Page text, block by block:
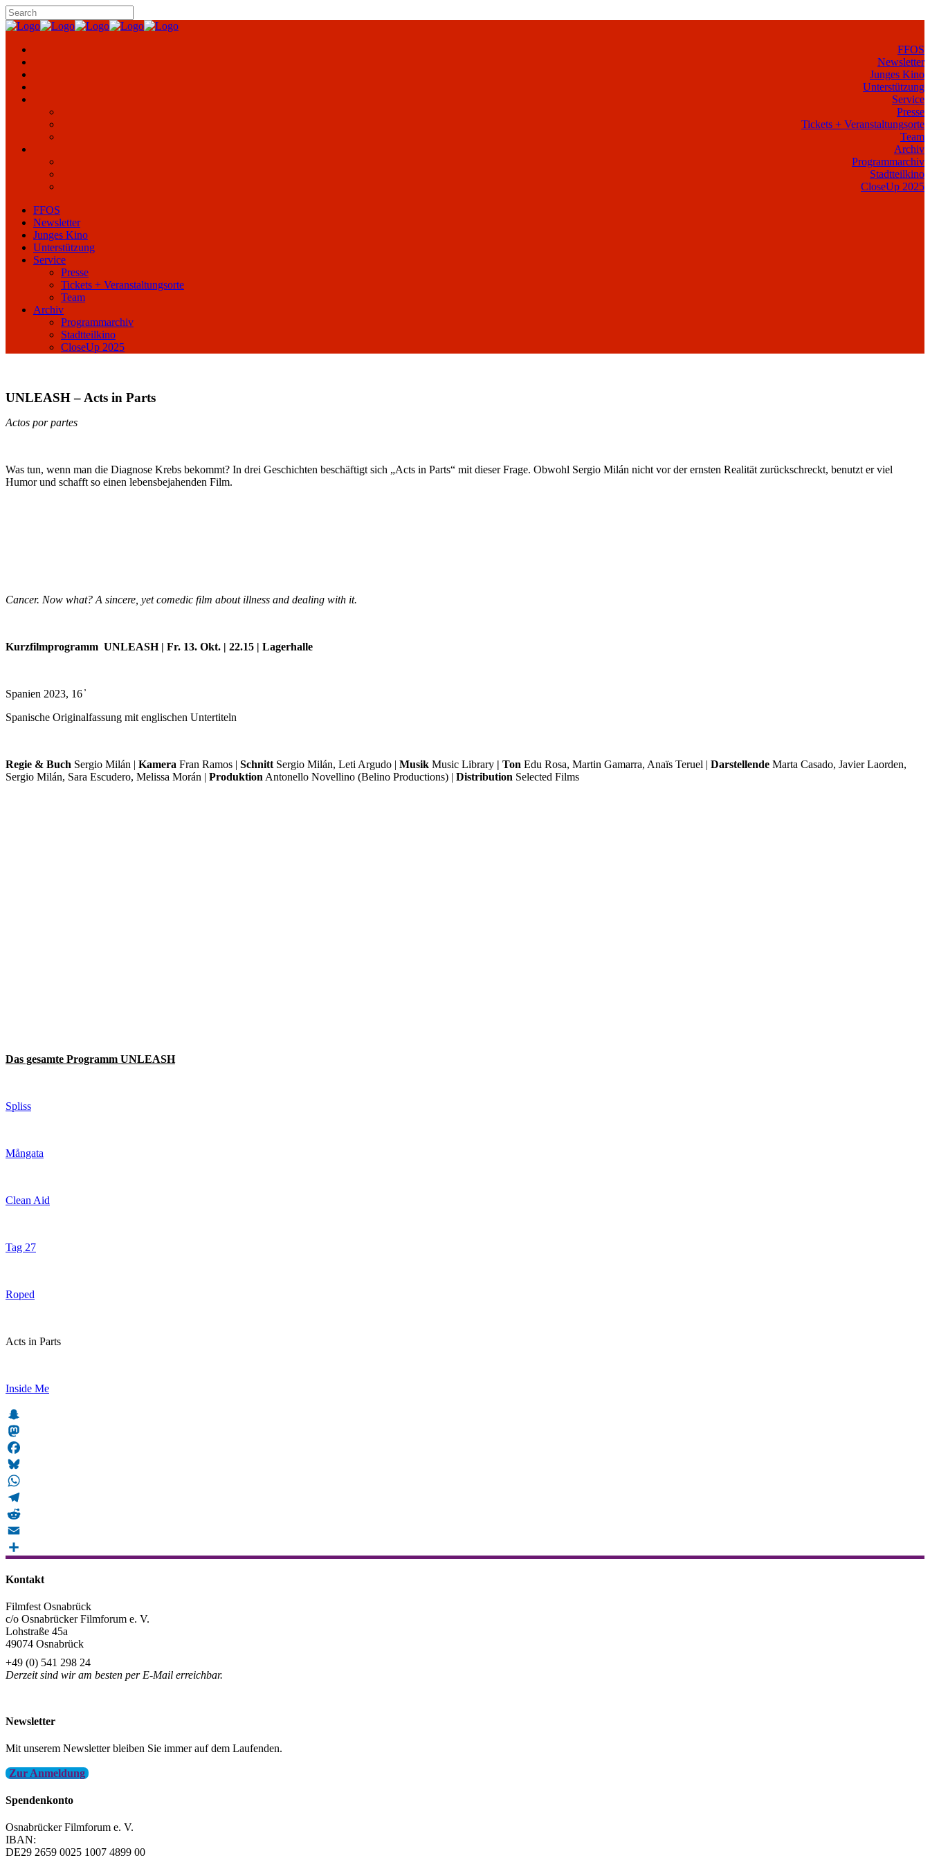
FFOS
Newsletter
Junges Kino
Unterstützung
Service
Presse
Tickets + Veranstaltungsorte
Team
Archiv
Programmarchiv
Stadtteilkino
CloseUp 2025
FFOS
Newsletter
Junges Kino
Unterstützung
Service
Presse
Tickets + Veranstaltungsorte
Team
Archiv
Programmarchiv
Stadtteilkino
CloseUp 2025
UNLEASH – Acts in Parts
Actos por partes
Was tun, wenn man die Diagnose Krebs bekommt? In drei Geschichten beschäftigt sich „Acts in Parts“ mit dieser Frage. Obwohl Sergio Milán nicht vor der ernsten Realität zurückschreckt, benutzt er viel
Humor und schafft so einen lebensbejahenden Film.
Cancer. Now what? A sincere, yet comedic film about illness and dealing with it.
Kurzfilmprogramm UNLEASH | Fr. 13. Okt. | 22.15 | Lagerhalle
Spanien 2023, 16 ̓
Spanische Originalfassung mit englischen Untertiteln
Regie & Buch Sergio Milán | Kamera Fran Ramos | Schnitt Sergio Milán, Leti Argudo | Musik Music Library | Ton Edu Rosa, Martin Gamarra, Anaïs Teruel | Darstellende Marta Casado, Javier Laorden,
Sergio Milán, Sara Escudero, Melissa Morán | Produktion Antonello Novellino (Belino Productions) | Distribution Selected Films
Das gesamte Programm UNLEASH
Spliss
Mångata
Clean Aid
Tag 27
Roped
Acts in Parts
Inside Me
Snapchat
Mastodon
Facebook
Bluesky
WhatsApp
Telegram
Reddit
Email
Kontakt
Filmfest Osnabrück
c/o Osnabrücker Filmforum e. V.
Lohstraße 45a
49074 Osnabrück
+49 (0) 541 298 24
Derzeit sind wir am besten per E-Mail erreichbar.
Newsletter
Mit unserem Newsletter bleiben Sie immer auf dem Laufenden.
Zur Anmeldung
Spendenkonto
Osnabrücker Filmforum e. V.
IBAN:
DE29 2659 0025 1007 4899 00